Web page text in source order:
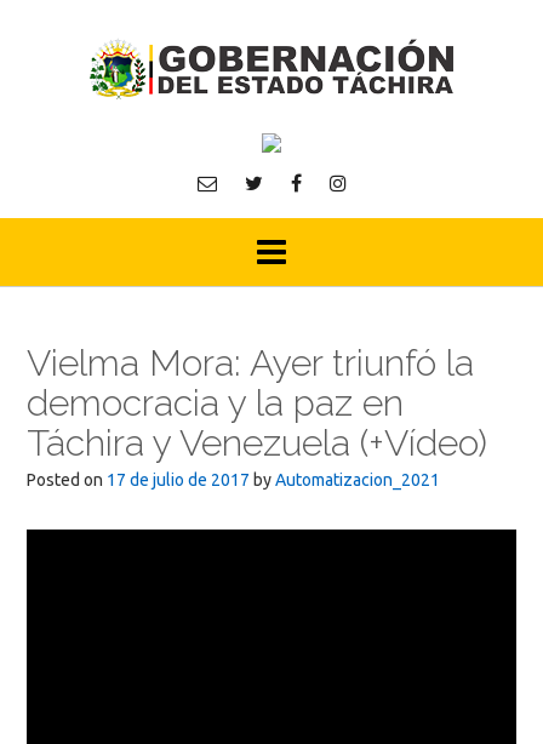
Vielma Mora: Ayer triunfó la
democracia y la paz en
Táchira y Venezuela (+Vídeo)
Posted on 17 de julio de 2017 byAutomatizacion_2021